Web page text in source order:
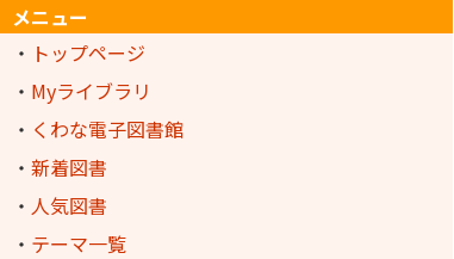
メニュー
・ トップページ
・ Myライブラリ
・ くわな電子図書館
・ 新着図書
・ 人気図書
・ テーマ一覧